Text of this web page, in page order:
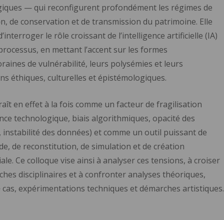
— qui reconfigurent profondément les régimes de
de conservation et de transmission du patrimoine. Elle
le rôle croissant de l’intelligence artificielle (IA)
en mettant l’accent sur les formes
de vulnérabilité, leurs polysémies et leurs
éthiques, culturelles et épistémologiques.
en effet à la fois comme un facteur de fragilisation
technologique, biais algorithmiques, opacité des
instabilité des données) et comme un outil puissant de
de reconstitution, de simulation et de création
Ce colloque vise ainsi à analyser ces tensions, à croiser
disciplinaires et à confronter analyses théoriques,
cas, expérimentations techniques et démarches artistiques.